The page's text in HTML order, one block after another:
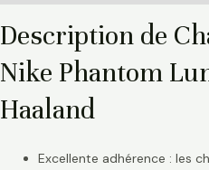
Description de
Nike Phantom
Haaland
Excellente adhérence : les